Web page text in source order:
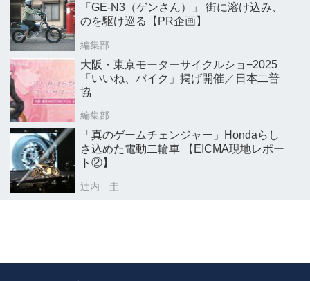
「GE-N3（ゲンさん）」 街に溶け込み、
のを駆け巡る【PR企画】
編集部
大阪・東京モーターサイクルショ−2025
「いいね、バイク」掲げ開催／日本二普
協
編集部
「真のゲームチェンジャー」Hondaらし
さ込めた電動二輪車 【EICMA現地レポー
ト②】
辻内 圭